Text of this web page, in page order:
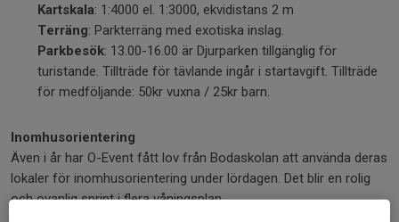
Kartskala: 1:4000 el. 1:3000, ekvidistans 2 m
Terräng: Parkterräng med exotiska inslag.
Parkbesök: 13.00-16.00 är Djurparken tillgänglig för
turistande. Tillträde för tävlande ingår i startavgift. Tillträde
för medföljande: 50kr vuxna / 25kr barn.
Inomhusorientering
Även i år har O-Event fått lov från Bodaskolan att använda deras
lokaler för inomhusorientering under lördagen. Det blir en rolig
och ovanlig sprint i flera våningsplan.